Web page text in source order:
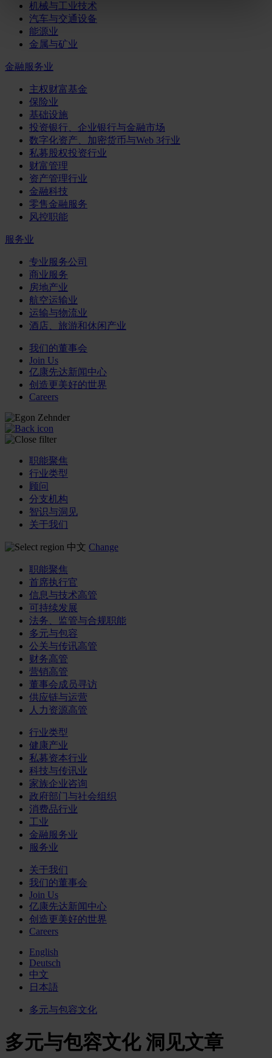
机械与工业技术
汽车与交通设备
能源业
金属与矿业
金融服务业
主权财富基金
保险业
基础设施
投资银行、企业银行与金融市场
数字化资产、加密货币与Web 3行业
私募股权投资行业
财富管理
资产管理行业
金融科技
零售金融服务
风控职能
服务业
专业服务公司
商业服务
房地产业
航空运输业
运输与物流业
酒店、旅游和休闲产业
我们的董事会
Join Us
亿康先达新闻中心
创造更美好的世界
Careers
职能聚焦
行业类型
顾问
分支机构
智识与洞见
关于我们
中文 Change
职能聚焦
首席执行官
信息与技术高管
可持续发展
法务、监管与合规职能
多元与包容
公关与传讯高管
财务高管
营销高管
董事会成员寻访
供应链与运营
人力资源高管
行业类型
健康产业
私募资本行业
科技与传讯业
家族企业咨询
政府部门与社会组织
消费品行业
工业
金融服务业
服务业
关于我们
我们的董事会
Join Us
亿康先达新闻中心
创造更美好的世界
Careers
English
Deutsch
中文
日本語
多元与包容文化
多元与包容文化 洞见文章